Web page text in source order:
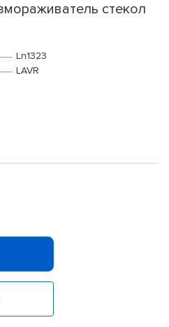
стекол
Ln1323
LAVR